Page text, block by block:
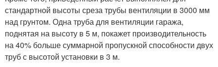
стандартной высоты среза трубы вентиляции в 3000 мм
над грунтом. Одна труба для вентиляции гаража,
поднятая на высоту в 5 м, покажет производительность
на 40% больше суммарной пропускной способности двух
труб с высотой установки в 3 м.